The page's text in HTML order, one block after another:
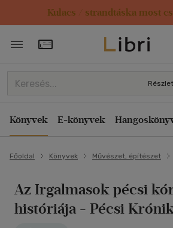
Kulacs / strandtáska most
Törzsvásárlói Kártya adatai
Könyvek E-könyvek
Főoldal Könyvek Művészet, építészet
Az Irgalmasok pécsi
históriája - Pécsi